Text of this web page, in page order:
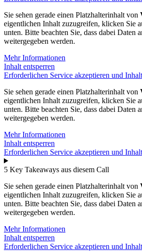
Sie sehen gerade einen Platzhalterinhalt von
eigentlichen Inhalt zuzugreifen, klicken Sie
unten. Bitte beachten Sie, dass dabei Daten
weitergegeben werden.
Mehr Informationen
Inhalt entsperren
Erforderlichen Service akzeptieren und
Sie sehen gerade einen Platzhalterinhalt von
eigentlichen Inhalt zuzugreifen, klicken Sie
unten. Bitte beachten Sie, dass dabei Daten
weitergegeben werden.
Mehr Informationen
Inhalt entsperren
Erforderlichen Service akzeptieren und
5 Key Takeaways aus diesem Call
Sie sehen gerade einen Platzhalterinhalt von
eigentlichen Inhalt zuzugreifen, klicken Sie
unten. Bitte beachten Sie, dass dabei Daten
weitergegeben werden.
Mehr Informationen
Inhalt entsperren
Erforderlichen Service akzeptieren und